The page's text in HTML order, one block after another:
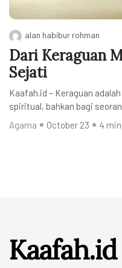
alan habibur rohman
Dari Keraguan
Sejati
Kaafah.id – Keraguan
spiritual, bahkan bagi
Agama
October 23 4
Kaafah.id